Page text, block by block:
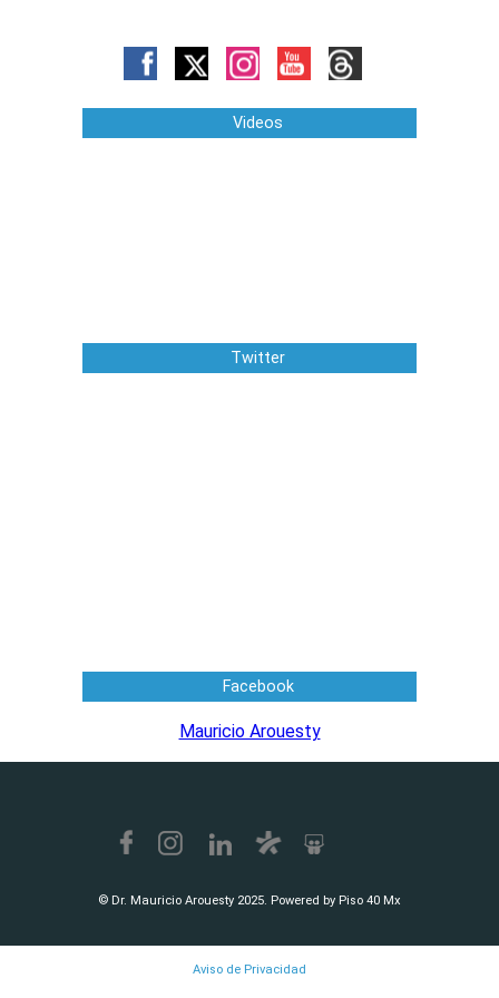
Videos
Twitter
Facebook
Mauricio Arouesty
© Dr. Mauricio Arouesty 2025. Powered by Piso 40 Mx
Aviso de Privacidad